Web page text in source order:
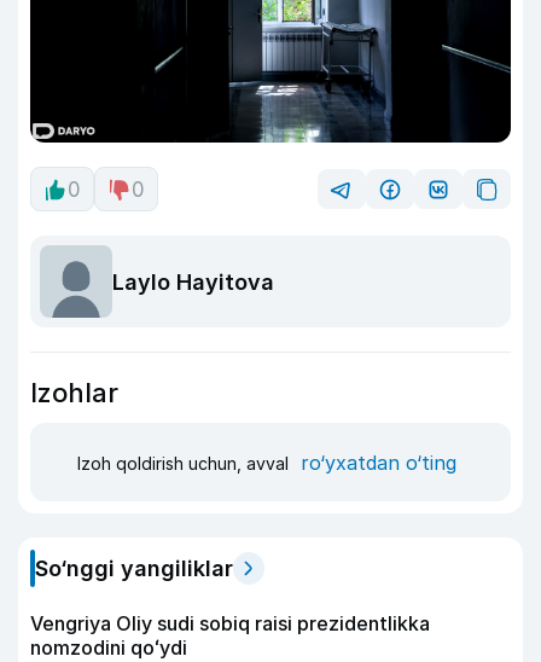
0 0
Laylo Hayitova
Izohlar
Izoh qoldirish uchun, avval ro‘yxatdan o‘ting
So‘nggi yangiliklar
Vengriya Oliy sudi sobiq raisi prezidentlikka
nomzodini qoʻydi